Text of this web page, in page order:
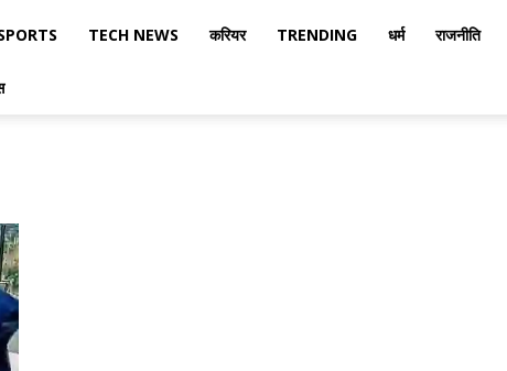
TECH NEWS करियर TRENDING धर्म राजनीति